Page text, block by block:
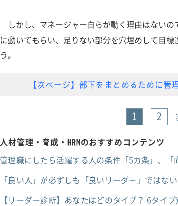
しかし、マネージャー自らが動く理由はない
に動いてもらい、足りない部分を穴埋めして目
う。
【次ページ】部下をまとめるために管
1 2
人材管理・育成・HRMのおすすめコンテンツ
管理職にしたら活躍する人の条件「5カ条」、「
「良い人」が必ずしも「良いリーダー」ではな
【リーダー診断】あなたはどのタイプ？ 6タイ